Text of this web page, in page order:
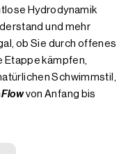
Hydrodynamik
und mehr
ob Sie durch offenes
kämpfen,
Schwimmstil,
Flowvon Anfang bis